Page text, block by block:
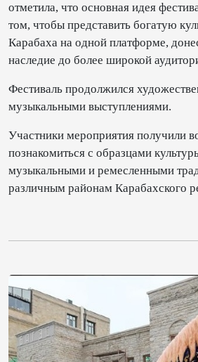
отметила, что основная идея
том, чтобы представить богатую
Карабаха на одной платформе,
наследие до более широкой
Фестиваль продолжился
музыкальными выступлениями.
Участники мероприятия получили
познакомиться с образцами
музыкальными и ремесленными
различным районам Карабахского